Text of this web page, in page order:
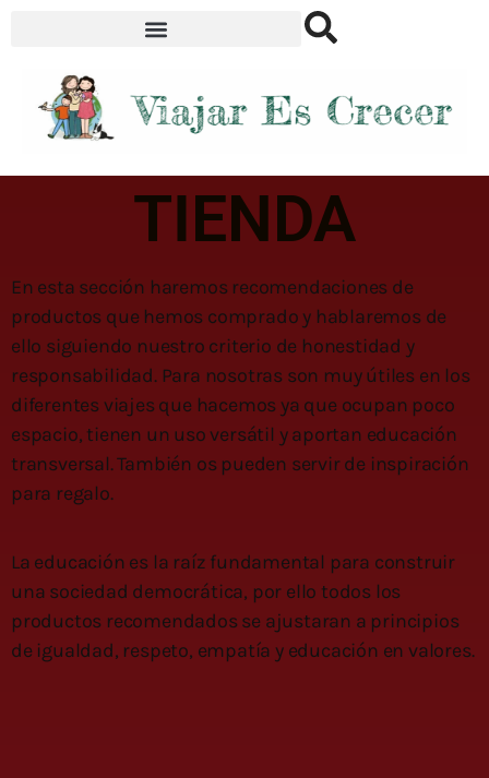
TIENDA
En esta sección haremos recomendaciones de
productos que hemos comprado y hablaremos de
ello siguiendo nuestro criterio de honestidad y
responsabilidad. Para nosotras son muy útiles en los
diferentes viajes que hacemos ya que ocupan poco
espacio, tienen un uso versátil y aportan educación
transversal. También os pueden servir de inspiración
para regalo.
La educación es la raíz fundamental para construir
una sociedad democrática, por ello todos los
productos recomendados se ajustaran a principios
de igualdad, respeto, empatía y educación en valores.